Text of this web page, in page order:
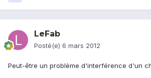
LeFab
Posté(e) 6 mars 2012
Peut-être un problème d'interférence d'un